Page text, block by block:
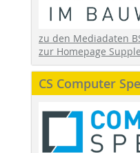
zu den Mediadaten
zur Homepage
CS Computer